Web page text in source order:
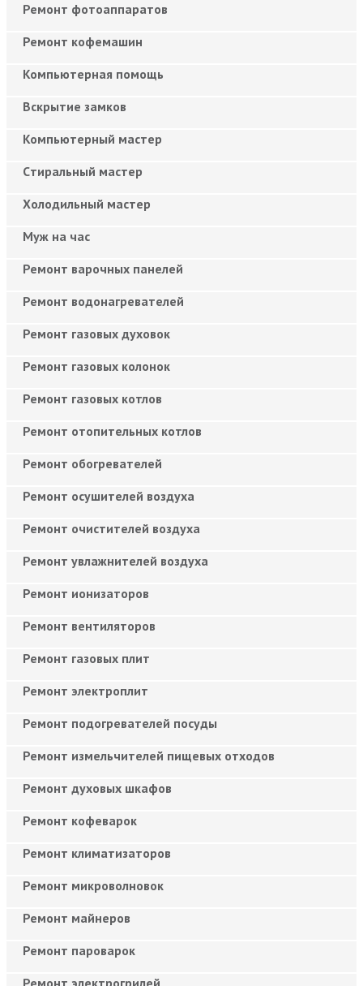
Ремонт фотоаппаратов
Ремонт кофемашин
Компьютерная помощь
Вскрытие замков
Компьютерный мастер
Cтиральный мастер
Холодильный мастер
Муж на час
Ремонт варочных панелей
Ремонт водонагревателей
Ремонт газовых духовок
Ремонт газовых колонок
Ремонт газовых котлов
Ремонт отопительных котлов
Ремонт обогревателей
Ремонт осушителей воздуха
Ремонт очистителей воздуха
Ремонт увлажнителей воздуха
Ремонт ионизаторов
Ремонт вентиляторов
Ремонт газовых плит
Ремонт электроплит
Ремонт подогревателей посуды
Ремонт измельчителей пищевых отходов
Ремонт духовых шкафов
Ремонт кофеварок
Ремонт климатизаторов
Ремонт микроволновок
Ремонт майнеров
Ремонт пароварок
Ремонт электрогрилей